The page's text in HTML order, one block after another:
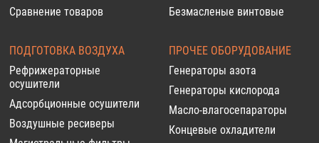
Сравнение товаров
Безмасленые винтовые
ПОДГОТОВКА ВОЗДУХА
Рефрижераторные
осушители
Адсорбционные осушители
Воздушные ресиверы
ПРОЧЕЕ ОБОРУДОВАНИЕ
Генераторы азота
Генераторы кислорода
Масло-влагосепараторы
Концевые охладители